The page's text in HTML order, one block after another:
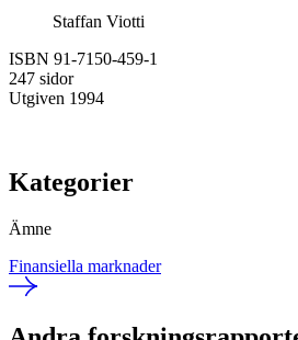
Staffan Viotti
ISBN 91-7150-459-1
247 sidor
Utgiven 1994
Kategorier
Ämne
Finansiella marknader